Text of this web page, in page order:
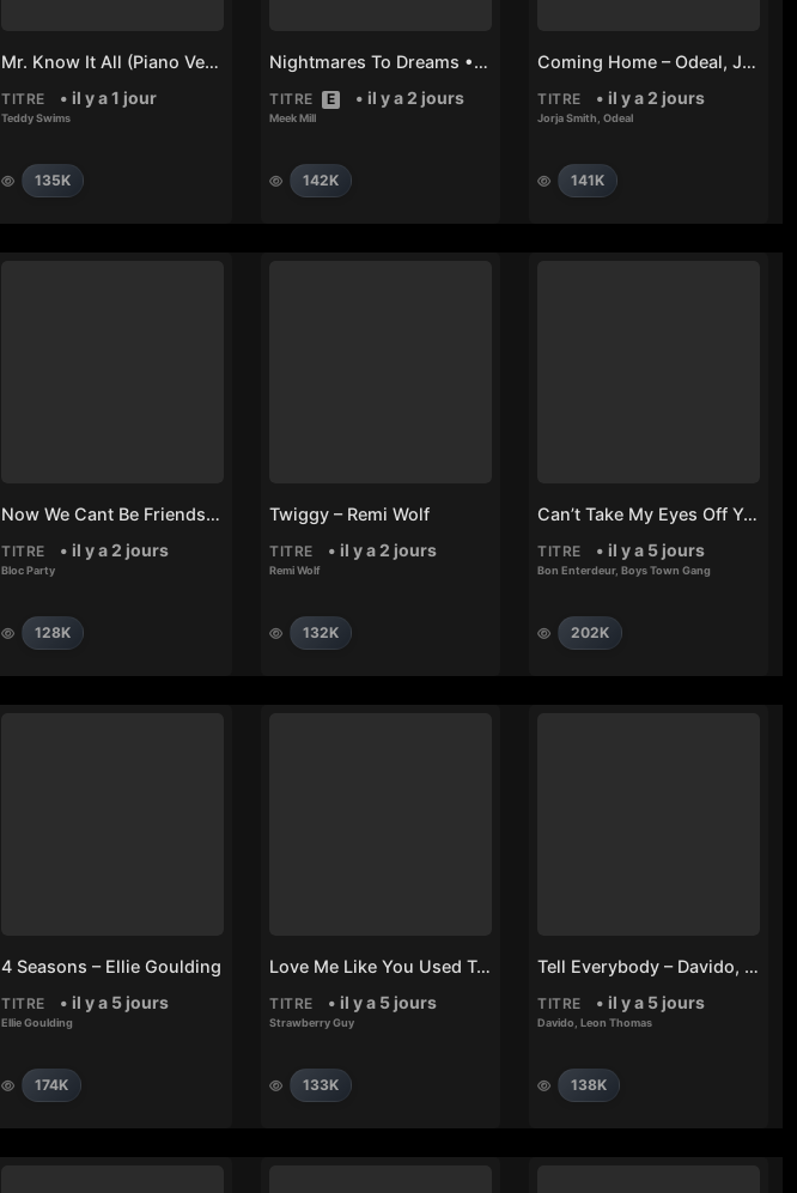
Mr. Know It All (Piano Version) – Teddy Swims
TITRE • il y a 1 jour
Teddy Swims
135K
Nightmares To Dreams • Meek Mill
TITRE E • il y a 2 jours
Meek Mill
142K
Coming Home – Odeal, Jorja Smith
TITRE • il y a 2 jours
Jorja Smith Odeal
141K
Now We Cant Be Friends – Bloc Party
TITRE • il y a 2 jours
Bloc Party
128K
Twiggy – Remi Wolf
TITRE • il y a 2 jours
Remi Wolf
132K
Can’t Take My Eyes Off You – Bon Enterdeur, Boys Town Gang
TITRE • il y a 5 jours
Bon Enterdeur, Boys Town Gang
202K
4 Seasons – Ellie Goulding
TITRE • il y a 5 jours
Ellie Goulding
174K
Love Me Like You Used To – Strawberry Guy
TITRE • il y a 5 jours
Strawberry Guy
133K
Tell Everybody – Davido, Leon Thomas
TITRE • il y a 5 jours
Davido Leon Thomas
138K